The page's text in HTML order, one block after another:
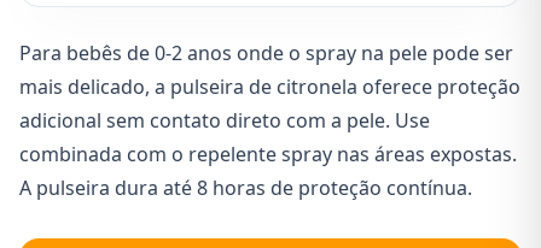
Para bebês de 0-2 anos onde o spray na pele pode ser
mais delicado, a pulseira de citronela oferece proteção
adicional sem contato direto com a pele. Use
combinada com o repelente spray nas áreas expostas.
A pulseira dura até 8 horas de proteção contínua.